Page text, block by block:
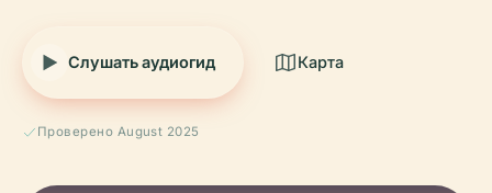
Слушать аудиогид Карта
Проверено August 2025